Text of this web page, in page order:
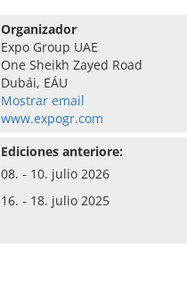
Organizador
Expo Group UAE
One Sheikh Zayed Road
Dubái, EÁU
Mostrar email
www.expogr.com
Ediciones anteriore:
08. - 10. julio 2026
16. - 18. julio 2025